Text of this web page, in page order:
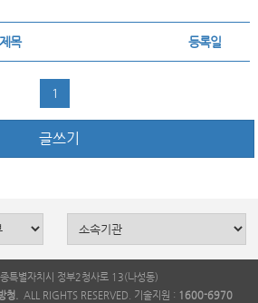
제목 등록일
1
글쓰기
특별자치시 정부2청사로 13(나성동)
청. ALL RIGHTS RESERVED. 기술지원 : 1600-6970